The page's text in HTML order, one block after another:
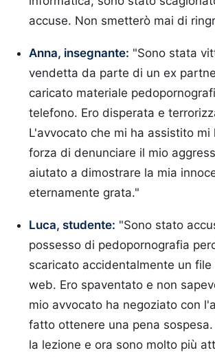
accuse. Non smetterò mai di
Anna, insegnante: "Sono stata
vendetta da parte di un ex
caricato materiale
telefono. Ero disperata e
L'avvocato che mi ha assistito mi
forza di denunciare il mio
aiutato a dimostrare la mia
eternamente grata."
Luca, studente: "Sono stato
possesso di pedopornografia
scaricato accidentalmente un
web. Ero spaventato e non
mio avvocato ha negoziato con
fatto ottenere una pena
la lezione e ora sono molto più